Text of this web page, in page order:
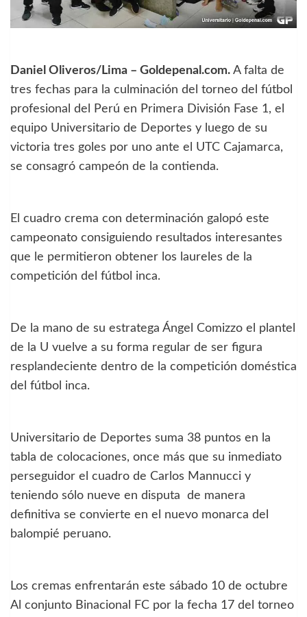
Daniel Oliveros/Lima – Goldepenal.com. A falta de
tres fechas para la culminación del torneo del fútbol
profesional del Perú en Primera División Fase 1, el
equipo Universitario de Deportes y luego de su
victoria tres goles por uno ante el UTC Cajamarca,
se consagró campeón de la contienda.
El cuadro crema con determinación galopó este
campeonato consiguiendo resultados interesantes
que le permitieron obtener los laureles de la
competición del fútbol inca.
De la mano de su estratega Ángel Comizzo el plantel
de la U vuelve a su forma regular de ser figura
resplandeciente dentro de la competición doméstica
del fútbol inca.
Universitario de Deportes suma 38 puntos en la
tabla de colocaciones, once más que su inmediato
perseguidor el cuadro de Carlos Mannucci y
teniendo sólo nueve en disputa de manera
definitiva se convierte en el nuevo monarca del
balompié peruano.
Los cremas enfrentarán este sábado 10 de octubre
Al conjunto Binacional FC por la fecha 17 del torneo